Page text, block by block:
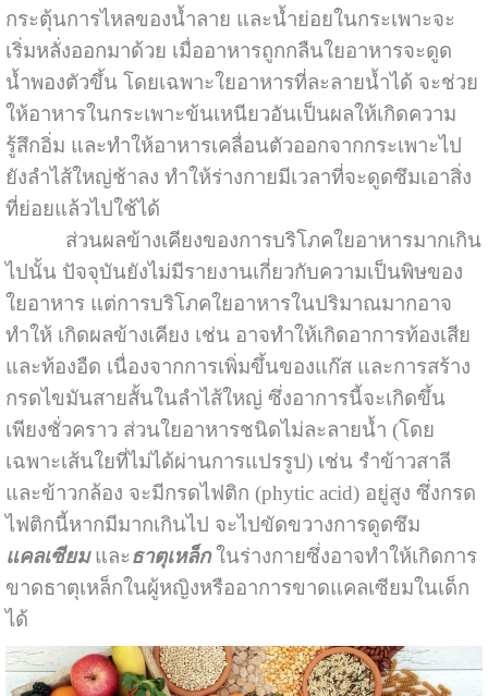
กระตุ้นการไหลของน้ำลาย และน้ำย่อยในกระเพาะจะ
เริ่มหลั่งออกมาด้วย เมื่ออาหารถูกกลืนใยอาหารจะดูด
น้ำพองตัวขึ้น โดยเฉพาะใยอาหารที่ละลายน้ำได้ จะช่วย
ให้อาหารในกระเพาะข้นเหนียวอันเป็นผลให้เกิดความ
รู้สึกอิ่ม และทำให้อาหารเคลื่อนตัวออกจากกระเพาะไป
ยังลำไส้ใหญ่ช้าลง ทำให้ร่างกายมีเวลาที่จะดูดซึมเอาสิ่ง
ที่ย่อยแล้วไปใช้ได้
ส่วนผลข้างเคียงของการบริโภคใยอาหารมากเกิน
ไปนั้น ปัจจุบันยังไม่มีรายงานเกี่ยวกับความเป็นพิษของ
ใยอาหาร แต่การบริโภคใยอาหารในปริมาณมากอาจ
ทำให้ เกิดผลข้างเคียง เช่น อาจทำให้เกิดอาการท้องเสีย
และท้องอืด เนื่องจากการเพิ่มขึ้นของแก๊ส และการสร้าง
กรดไขมันสายสั้นในลำไส้ใหญ่ ซึ่งอาการนี้จะเกิดขึ้น
เพียงชั่วคราว ส่วนใยอาหารชนิดไม่ละลายน้ำ (โดย
เฉพาะเส้นใยที่ไม่ได้ผ่านการแปรรูป) เช่น รำข้าวสาลี
และข้าวกล้อง จะมีกรดไฟติก (phytic acid) อยู่สูง ซึ่งกรด
ไฟติกนี้หากมีมากเกินไป จะไปขัดขวางการดูดซึม
แคลเซียมและธาตุเหล็กในร่างกายซึ่งอาจทำให้เกิดการ
ขาดธาตุเหล็กในผู้หญิงหรืออาการขาดแคลเซียมในเด็ก
ได้